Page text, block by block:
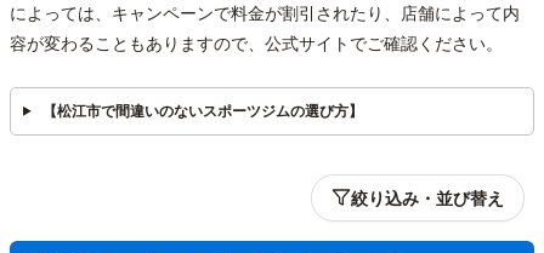
によっては、キャンペーンで料金が割引されたり、店舗によって内
容が変わることもありますので、公式サイトでご確認ください。
【松江市で間違いのないスポーツジムの選び方】
絞り込み・並び替え